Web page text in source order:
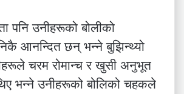
पनि उनीहरूको बोलीको
आनन्दित छन् भन्ने बुझिन्थ्यो
चरम रोमान्च र खुसी अनुभूत
भन्ने उनीहरूको बोलिको चहकले